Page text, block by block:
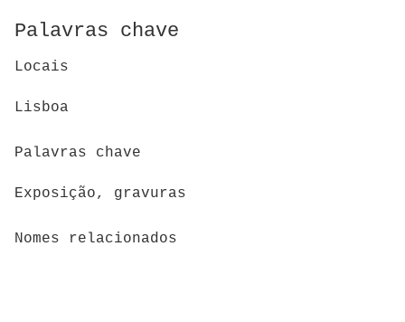
Palavras chave
Locais
Lisboa
Palavras chave
Exposição, gravuras
Nomes relacionados